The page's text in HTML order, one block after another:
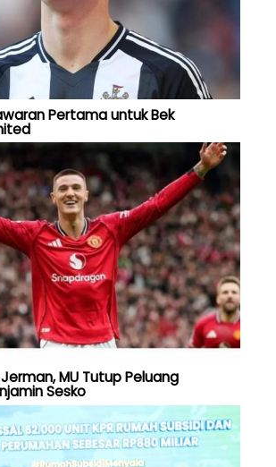
Pertama untuk Bek
MU Tutup Peluang
Sesko